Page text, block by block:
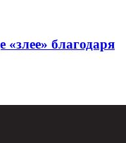
«злее» благодаря